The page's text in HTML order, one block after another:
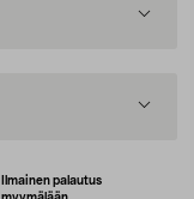
Ilmainen palautus